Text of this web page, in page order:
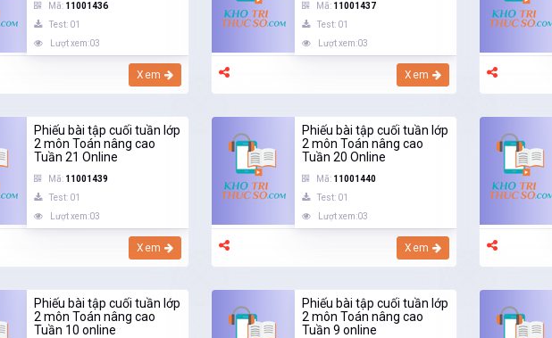
Mã: 11001436
Test: 01
Lượt xem:03
Xem
Mã: 11001437
Test: 01
Lượt xem:03
Xem
Phiếu bài tập cuối tuần lớp
2 môn Toán nâng cao
Tuần 21 Online
Mã: 11001439
Test: 01
Lượt xem:03
Xem
Phiếu bài tập cuối tuần lớp
2 môn Toán nâng cao
Tuần 20 Online
Mã: 11001440
Test: 01
Lượt xem:03
Xem
Phiếu bài tập cuối tuần lớp
2 môn Toán nâng cao
Tuần 10 online
Phiếu bài tập cuối tuần lớp
2 môn Toán nâng cao
Tuần 9 online